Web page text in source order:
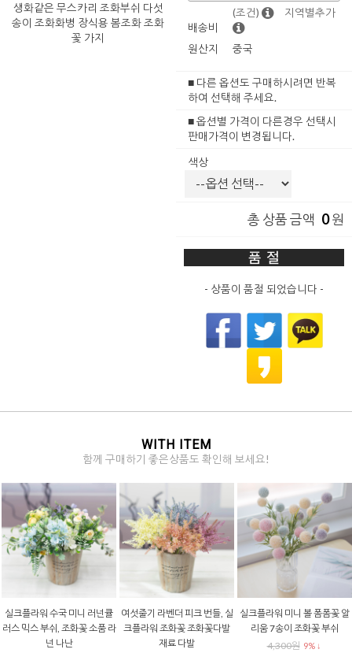
생화같은 무스카리 조화부쉬 다섯
송이 조화화병 장식용 봄조화 조화
꽃 가지
배송비
(조건) 지역별추가
원산지 중국
■ 다른 옵션도 구매하시려면 반복
하여 선택해 주세요.
■ 옵션별 가격이 다른경우 선택시
판매가격이 변경됩니다.
색상
총 상품 금액 0원
- 상품이 품절 되었습니다 -
WITH ITEM
함께 구매하기 좋은상품도 확인해 보세요!
실크플라워 수국 미니 러넌큘
러스 믹스 부쉬, 조화꽃 소품 라
넌 나난
여섯줄기 라벤더 피크 번들, 실
크플라워 조화꽃 조화꽃다발
재료 다발
실크플라워 미니 볼 폼폼꽃 알
리움 7송이 조화꽃 부쉬
4,300원 9% ↓